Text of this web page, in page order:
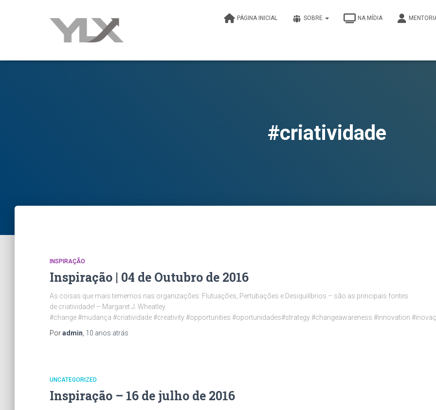
PÁGINA INICIAL SOBRE NA MÍDIA
#criatividade
INSPIRAÇÃO
Inspiração | 04 de Outubro de 2016
As coisas que mais tememos nas organizações: Flutuações, Pertubações e Desiquilíbrios – são as principais fontes
de criatividade! – Margaret J. Wheatley
#change #mudança #criatividade #creativity #opportunities #oportunidades#strategy #changeawareness #innovation
Poradmin 10 anos atrás
UNCATEGORIZED
Inspiração – 16 de julho de 2016